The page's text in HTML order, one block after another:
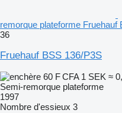
remorque plateforme Fruehauf
36
Fruehauf BSS 136/P3S
60 F CFA 1 SEK ≈
Semi-remorque plateforme
1997
Nombre d'essieux 3